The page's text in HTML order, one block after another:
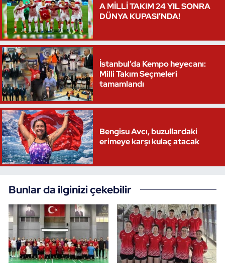
A MİLLİ TAKIM 24 YIL SONRA
DÜNYA KUPASI’NDA!
İstanbul’da Kempo heyecanı:
Milli Takım Seçmeleri
tamamlandı
Bengisu Avcı, buzullardaki
erimeye karşı kulaç atacak
Bunlar da ilginizi çekebilir